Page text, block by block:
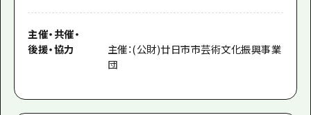
主催・共催・
後援・協力
主催：(公財)廿日市市芸術文化振興事業
団